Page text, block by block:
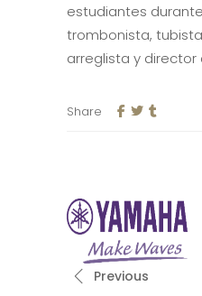
estudiantes
trombonista,
arreglista y director
Share
Previous